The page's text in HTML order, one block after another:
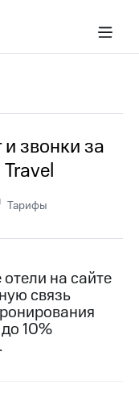
звонки за
Тарифы
на сайте
связь
10%